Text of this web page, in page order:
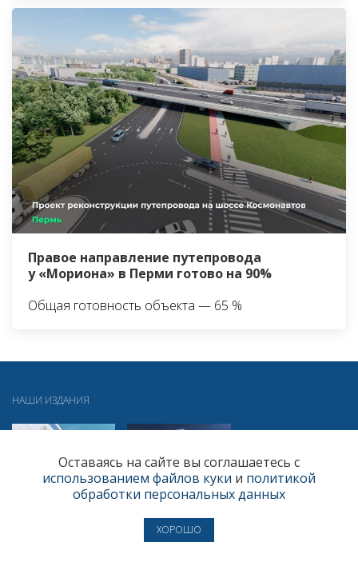
Правое направление путепровода
у «Мориона» в Перми готово на 90%
Общая готовность объекта — 65 %
НАШИ ИЗДАНИЯ
Оставаясь на сайте вы соглашаетесь с
использованием файлов куки и политикой
обработки персональных данных
ХОРОШО